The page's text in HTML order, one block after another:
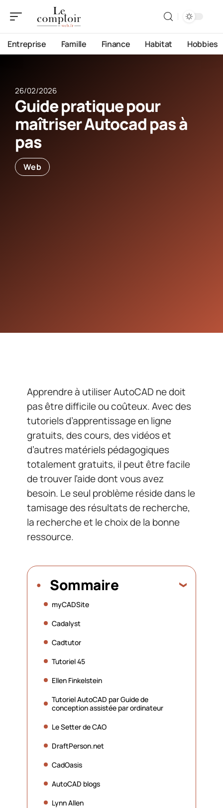
Entreprise Famille Finance Habitat Hobbies
26/02/2026
Guide pratique pour
maîtriser Autocad pas à
pas
Web
Apprendre à utiliser AutoCAD ne doit
pas être difficile ou coûteux. Avec des
tutoriels d’apprentissage en ligne
gratuits, des cours, des vidéos et
d’autres matériels pédagogiques
totalement gratuits, il peut être facile
de trouver l’aide dont vous avez
besoin. Le seul problème réside dans le
tamisage des résultats de recherche,
la recherche et le choix de la bonne
ressource.
Sommaire
myCADSite
Cadalyst
Cadtutor
Tutoriel 45
Ellen Finkelstein
Tutoriel AutoCAD par Guide de
conception assistée par ordinateur
Le Setter de CAO
DraftPerson.net
CadOasis
AutoCAD blogs
Lynn Allen